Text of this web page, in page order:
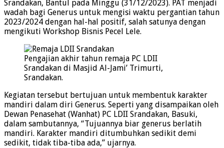
Srandakan, Bantul pada Minggu (31/12/2023). PAT menjadi
wadah bagi Generus untuk mengisi waktu pergantian tahun
2023/2024 dengan hal-hal positif, salah satunya dengan
mengikuti Workshop Bisnis Pecel Lele.
Pengajian akhir tahun remaja PC LDII
Srandakan di Masjid Al-Jami’ Trimurti,
Srandakan.
Kegiatan tersebut bertujuan untuk membentuk karakter
mandiri dalam diri Generus. Seperti yang disampaikan oleh
Dewan Penasehat (Wanhat) PC LDII Srandakan, Basuki,
dalam sambutannya, “Tujuannya biar generus berlatih
mandiri. Karakter mandiri ditumbuhkan sedikit demi
sedikit, tidak tiba-tiba ada,” ujarnya.